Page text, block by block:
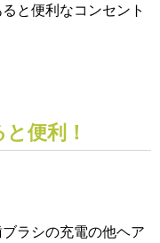
と便利なコンセント
便利！
ラシの充電の他ヘア